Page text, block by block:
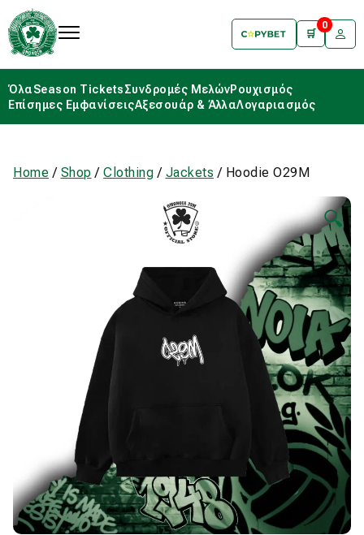
🛒
0
ΌλαSeason TicketsΣυνδρομές ΜελώνΡουχισμός
Επίσημες ΕμφανίσειςΑξεσουάρ & ΆλλαΛογαριασμός
Home / Shop / Clothing / Jackets / Hoodie O29M
🔍